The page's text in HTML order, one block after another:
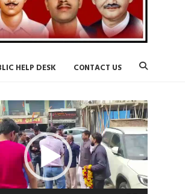
HELP DESK CONTACT US